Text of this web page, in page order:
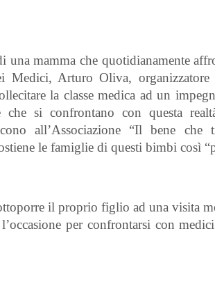
mamma che quotidianamente
Arturo Oliva, organizzatore
la classe medica ad un
si confrontano con questa
all’Associazione “Il bene
le famiglie di questi bimbi così
il proprio figlio ad una visita
per confrontarsi con